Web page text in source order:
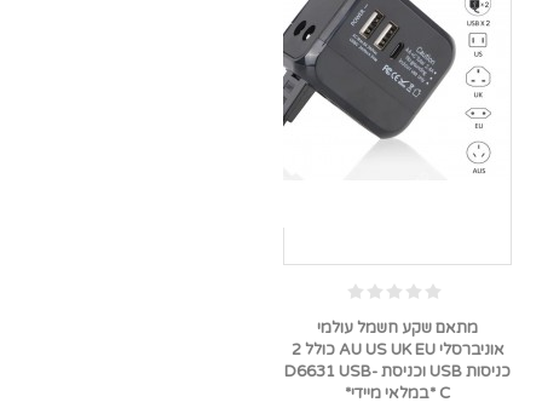
מתאם שקע חשמל עולמי
אוניברסלי AU US UK EU כולל 2
כניסות USB וכניסת D6631 USB-
C *במלאי מיידי*